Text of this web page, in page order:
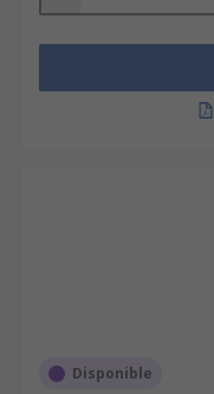
Disponible